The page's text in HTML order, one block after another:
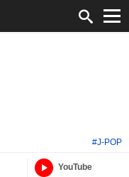
#J-POP
YouTube